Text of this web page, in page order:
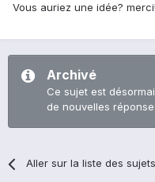
Vous auriez une idée?
Archivé
Ce sujet est
de nouvelles
Aller sur la liste des sujets